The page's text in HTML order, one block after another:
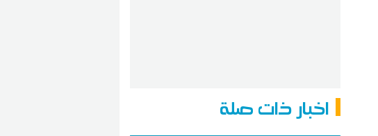
اخبار ذات صلة